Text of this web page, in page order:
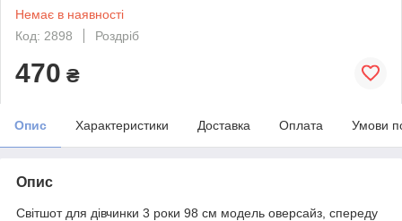
Немає в наявності
Код: 2898
Роздріб
470 ₴
Опис Характеристики Доставка Оплата Умови
Опис
Світшот для дівчинки 3 роки 98 см модель оверсайз, спереду